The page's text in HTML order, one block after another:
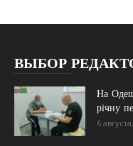
ВЫБОР
На
річну
6